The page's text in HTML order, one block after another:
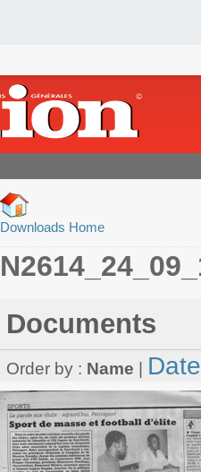
Downloads Home
Documents
Order by : Name Date